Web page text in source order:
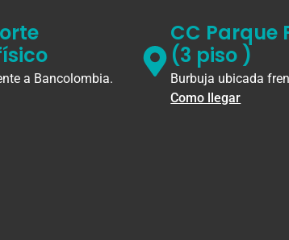
a Bancolombia.
CC Parque
(3 piso )
Burbuja ubicada
Como llegar